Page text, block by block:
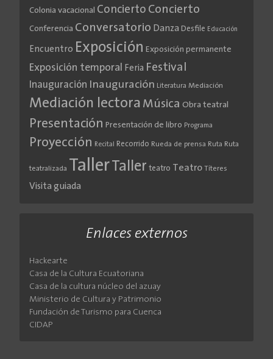
Colonia vacacional Concierto Concierto
Conferencia Conversatorio Danza Desfile Educación
Encuentro Exposición Exposición permanente
Exposición temporal Feria Festival
Inauguración Inauguración Literatura Mediación
Mediación lectora Música Obra teatral
Presentación Presentación de libro Programa
Proyección Recital Recorrido Rueda de prensa Ruta Ruta
teatralizada Taller Taller teatro Teatro Títeres
Visita guiada
Enlaces externos
Hackearte
Casa de la Cultura Ecuatoriana
Casa de la cultura núcleo del azuay
Ministerio de Cultura y Patrimonio
Fundación de Turismo para Cuenca
CIDAP